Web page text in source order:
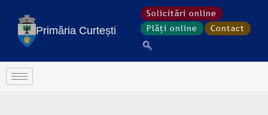
conținut Primăria Curtești
Solicitări online
Plăți online
Contact